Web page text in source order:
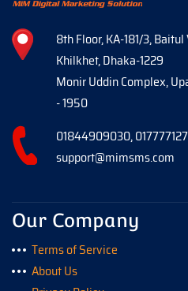
8th Floor, KA-181/3,
Khilkhet, Dhaka-1229
Monir Uddin Complex,
- 1950
01844909030,
support@mimsms.com
Our Company
Terms of Service
About Us